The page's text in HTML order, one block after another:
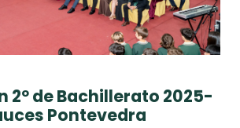
2º de Bachillerato 2025-
Pontevedra